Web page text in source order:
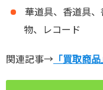
華道具、香道具
物、レコード
関連記事→ 「買取商品